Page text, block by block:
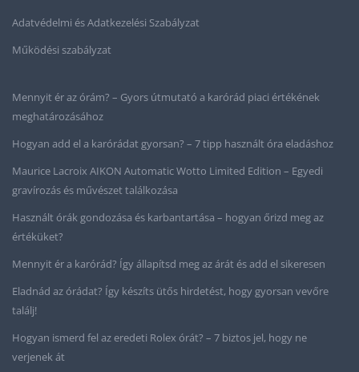
Adatvédelmi és Adatkezelési Szabályzat
Működési szabályzat
Mennyit ér az órám? – Gyors útmutató a karórád piaci értékének
meghatározásához
Hogyan add el a karórádat gyorsan? – 7 tipp használt óra eladáshoz
Maurice Lacroix AIKON Automatic Wotto Limited Edition – Egyedi
gravírozás és művészet találkozása
Használt órák gondozása és karbantartása – hogyan őrizd meg az
értéküket?
Mennyit ér a karórád? Így állapítsd meg az árát és add el sikeresen
Eladnád az órádat? Így készíts ütős hirdetést, hogy gyorsan vevőre
találj!
Hogyan ismerd fel az eredeti Rolex órát? – 7 biztos jel, hogy ne
verjenek át